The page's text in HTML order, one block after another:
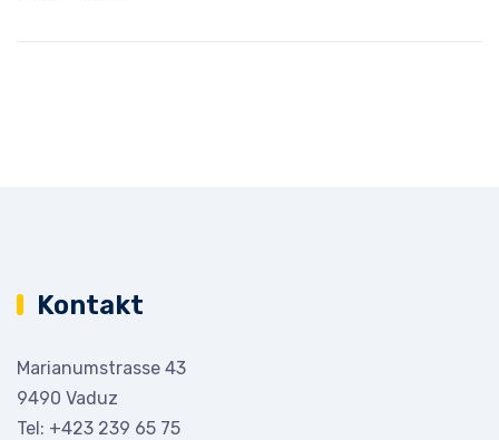
Kontakt
Marianumstrasse 43
9490 Vaduz
Tel: +423 239 65 75